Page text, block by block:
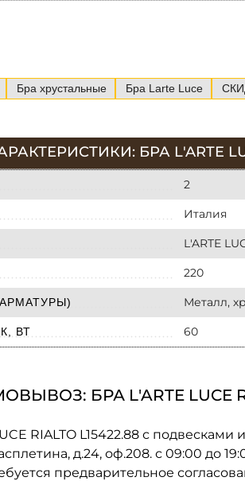
Бра хрустальные Бра Larte Luce
БРА L'ARTE
2
Италия
L'ARTE
220
Металл,
ВТ 60
БРА L'ARTE LUCE
RIALTO L15422.88 с подвесками
д.24, оф.208. с 09:00 до
предварительное